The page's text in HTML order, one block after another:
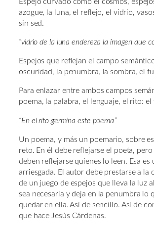
azogue, la luna, el reflejo, el vidrio,
sin sed.
“vidrio de la luna endereza la imagen que
Espejos que reflejan el campo
oscuridad, la penumbra, la sombra, el
Para enlazar entre ambos campos
poema, la palabra, el lenguaje, el rito: el
“En el rito germina este poema”
Un poema, y más un poemario, sobre
reto. En él debe reflejarse el poeta,
deben reflejarse quienes lo leen. Esa es
arriesgada. El autor debe prestarse a la
de un juego de espejos que lleva la luz
sea necesaria y deja en la penumbra lo
quedar en ella. Así de sencillo. Así de
que hace Jesús Cárdenas.